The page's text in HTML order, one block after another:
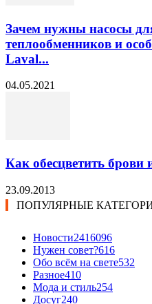
Зачем нужны насосы
теплообменников и
Laval...
04.05.2021
Как обесцветить брови
23.09.2013
ПОПУЛЯРНЫЕ
Новости2416096
Нужен совет?616
Обо всём на свете532
Разное410
Мода и стиль254
Досуг240